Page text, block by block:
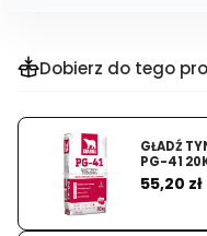
Dobierz do tego
GŁADŹ
PG-41
Cena
55,20 zł